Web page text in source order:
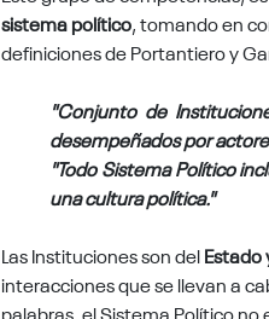
sistema político, tomando en
definiciones de Portantiero y
"Conjunto de
desempeñados por
"Todo Sistema Político
una cultura política."
Las Instituciones son delEstado
interacciones que se llevan a
palabras, el Sistema Político